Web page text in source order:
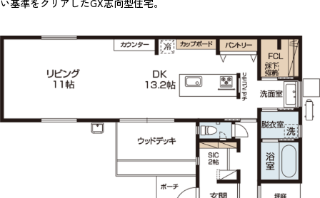
い基準をクリアしたGX志向型住宅。